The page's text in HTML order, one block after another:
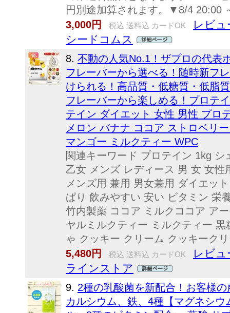
円別途加算されます。▼8/4 20:00
3,000円
税込 送料込 カードOK
レビュ
シードコムス
8. 不動の人気No.1！ザプロの代表
フレーバーから選べる！随時新フ
けられる！高品質・低糖質・低脂
フレーバーから楽しめる！プロテ
テイン ダイエット 女性 男性 プロ
メロン バナナ ココア ストロベリ
マンゴー ミルクティー WPC
関連キーワード プロテイン 1kg
乙女 メンズ レディース 男 女 女
メンズ用 兼用 男女兼用 ダイエッ
ぱり 飲みやすい 安い ビタミン 栄
竹内製薬 ココア ミルクココア ア
ヤルミルクティー ミルクティー
ゃ クッキー クリーム クッキーク
5,480円
税込 送料込 カードOK
レビュ
ラインストア
9. 2種の乳酸菌を新配合！お客様
カルシウム、鉄、4種【マグネシ